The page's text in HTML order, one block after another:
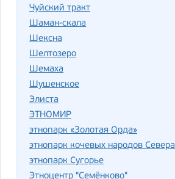
Чуйский тракт
Шаман-скала
Шексна
Шелтозеро
Шемаха
Шушенское
Элиста
ЭТНОМИР
этнопарк «Золотая Орда»
этнопарк кочевых народов Севера
этнопарк Сугорье
Этноцентр "Семёнково"